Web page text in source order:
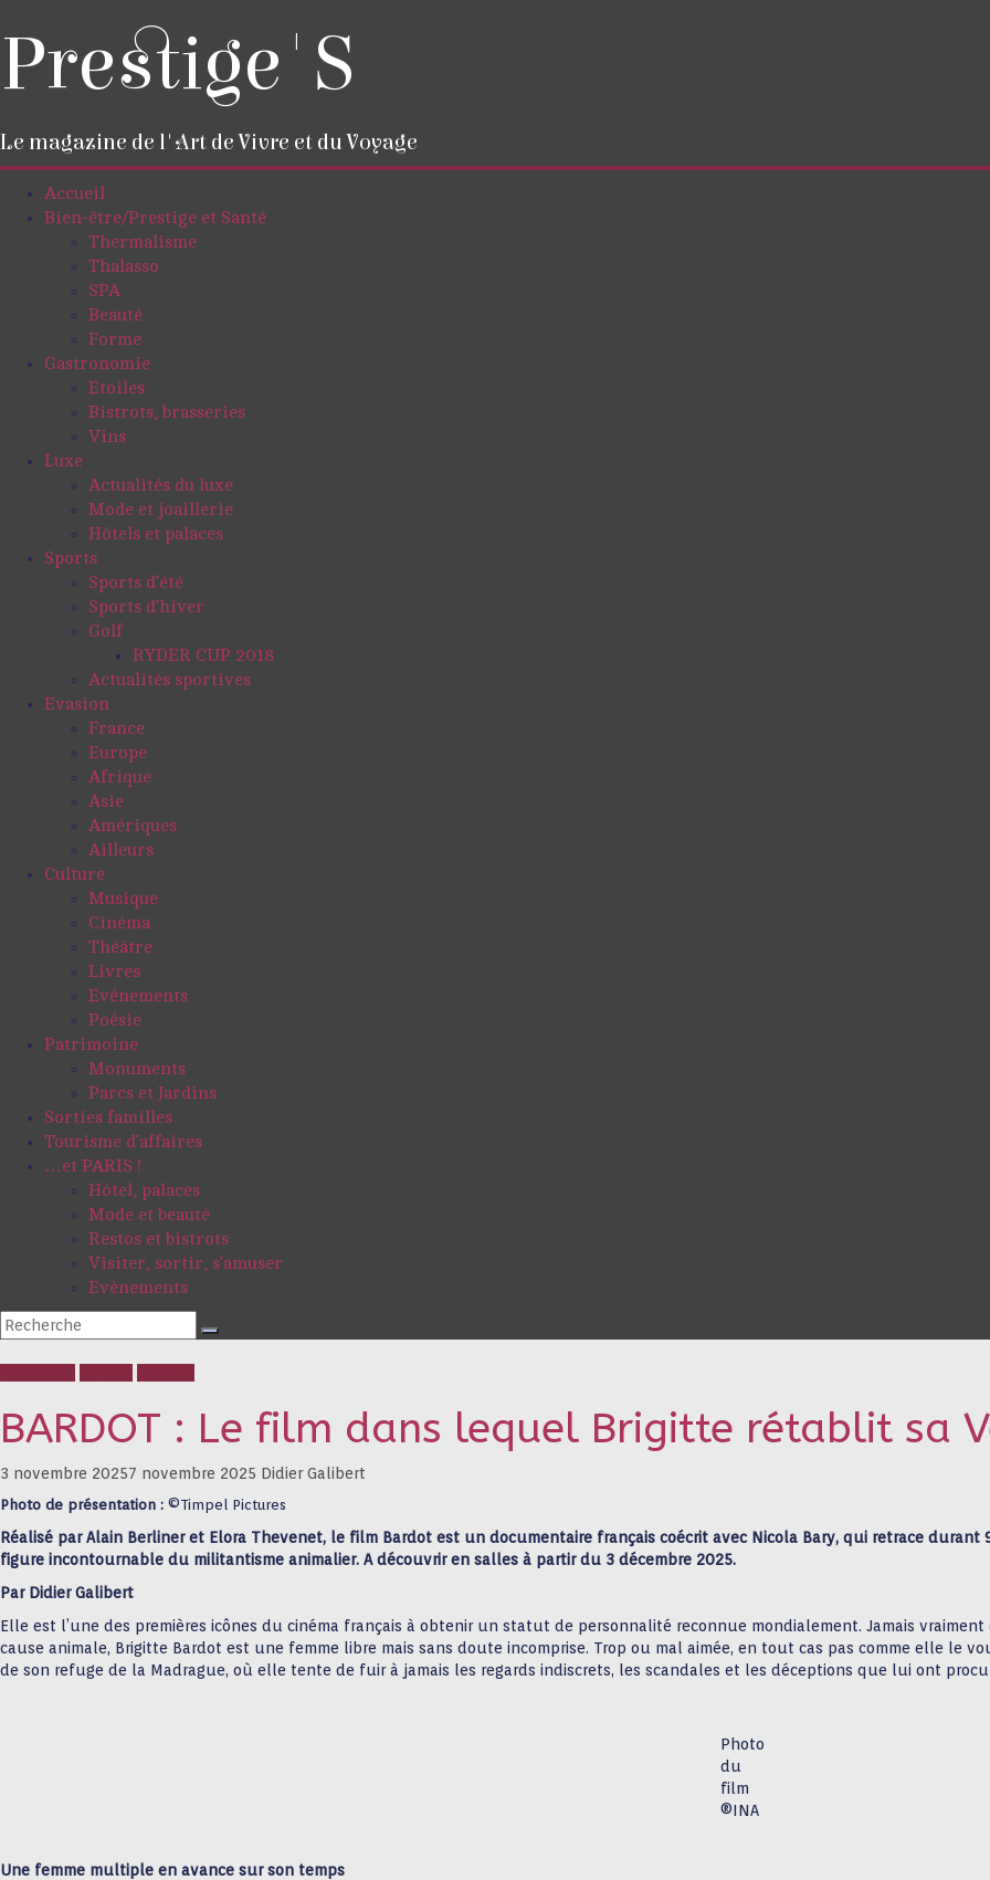
Prestige'S
Le magazine de l'Art de Vivre et du Voyage
Accueil
Bien-être/Prestige et Santé
Thermalisme
Thalasso
SPA
Beauté
Forme
Gastronomie
Etoiles
Bistrots, brasseries
Vins
Luxe
Actualités du luxe
Mode et joaillerie
Hôtels et palaces
Sports
Sports d’été
Sports d’hiver
Golf
RYDER CUP 2018
Actualités sportives
Evasion
France
Europe
Afrique
Asie
Amériques
Ailleurs
Culture
Musique
Cinéma
Théâtre
Livres
Evénements
Poésie
Patrimoine
Monuments
Parcs et Jardins
Sorties familles
Tourisme d’affaires
…et PARIS !
Hôtel, palaces
Mode et beauté
Restos et bistrots
Visiter, sortir, s’amuser
Evènements
BARDOT : Le film dans lequel Brigitte rétablit sa
3 novembre 20257 novembre 2025 Didier Galibert
Photo de présentation : ©Timpel Pictures
Réalisé par Alain Berliner et Elora Thevenet, le film Bardot est un documentaire français coécrit avec Nicola Bary, qui retrace
figure incontournable du militantisme animalier. A découvrir en salles à partir du 3 décembre 2025.
Par Didier Galibert
Elle est l’une des premières icônes du cinéma français à obtenir un statut de personnalité reconnue mondialement. Jamais
cause animale, Brigitte Bardot est une femme libre mais sans doute incomprise. Trop ou mal aimée, en tout cas pas comme elle le
de son refuge de la Madrague, où elle tente de fuir à jamais les regards indiscrets, les scandales et les déceptions que lui ont
Photo
du
film
®INA
Une femme multiple en avance sur son temps